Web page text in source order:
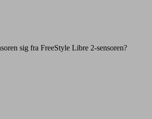
sig fra FreeStyle Libre 2-sensoren?